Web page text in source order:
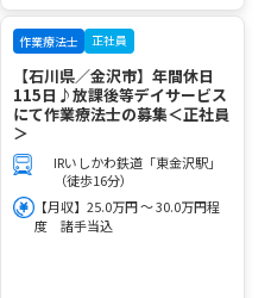
作業療法士 正社員
【石川県／金沢市】年間休日
115日♪放課後等デイサービス
にて作業療法士の募集＜正社員
＞
IRいしかわ鉄道「東金沢駅」
（徒歩16分）
【月収】25.0万円 ～ 30.0万円程
度 諸手当込